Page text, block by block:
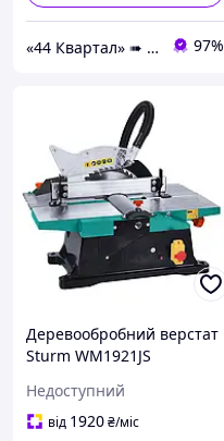
«44 Квартал» ➠ інтернет-магазин інструментів та розхідних матеріалів! 97%
Деревообробний верстат
Sturm WM1921JS
Недоступний
від 1920₴/міс